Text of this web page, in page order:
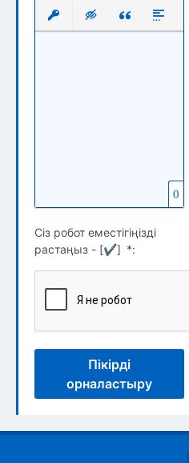
Вставить защищенную
Вставка скрытого
Вставка
0
Сіз робот еместігіңізді
растаңыз - [✔] *:
Пікірді
орналастыру